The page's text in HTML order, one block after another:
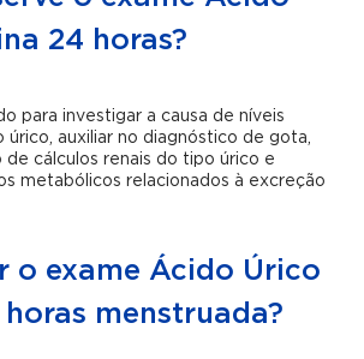
24 horas?
para investigar a causa de níveis
úrico, auxiliar no diagnóstico de gota,
de cálculos renais do tipo úrico e
metabólicos relacionados à excreção
o exame Ácido Úrico
horas menstruada?